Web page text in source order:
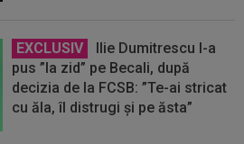
EXCLUSIV
Ilie Dumitrescu l-a
pus ”la zid” pe Becali, după
decizia de la FCSB: ”Te-ai stricat
cu ăla, îl distrugi și pe ăsta”